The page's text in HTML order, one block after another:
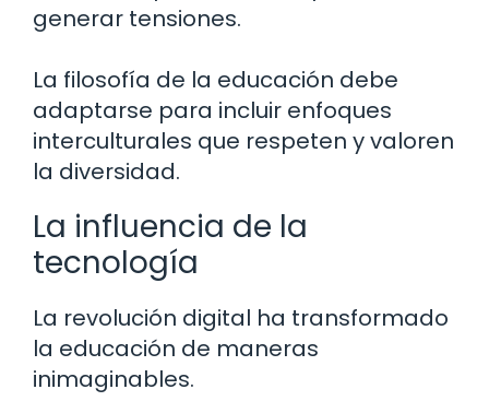
generar tensiones.
La filosofía de la educación debe
adaptarse para incluir enfoques
interculturales que respeten y valoren
la diversidad.
La influencia de la
tecnología
La revolución digital ha transformado
la educación de maneras
inimaginables.